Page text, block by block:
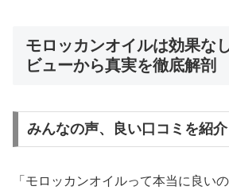
モロッカンオイルは効果な
ビューから真実を徹底解剖
みんなの声、良い口コミを紹介
「モロッカンオイルって本当に良い